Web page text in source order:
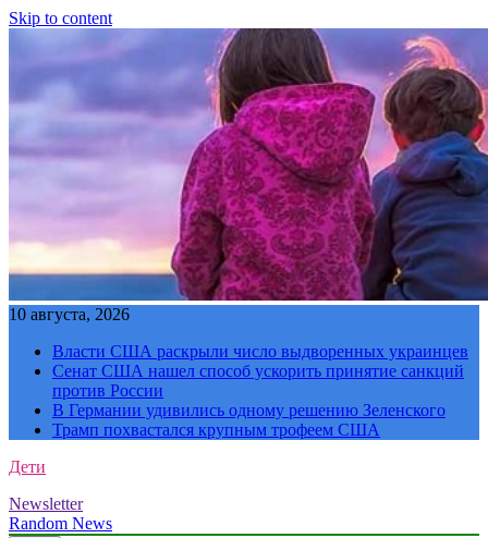
Skip to content
10 августа, 2026
Власти США раскрыли число выдворенных украинцев
Сенат США нашел способ ускорить принятие санкций
против России
В Германии удивились одному решению Зеленского
Трамп похвастался крупным трофеем США
Дети
Newsletter
Random News